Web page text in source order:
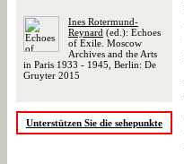
Ines Rotermund-
Reynard (ed.): Echoes
of Exile. Moscow
Archives and the Arts
in Paris 1933 - 1945, Berlin: De
Gruyter 2015
Unterstützen Sie die sehepunkte